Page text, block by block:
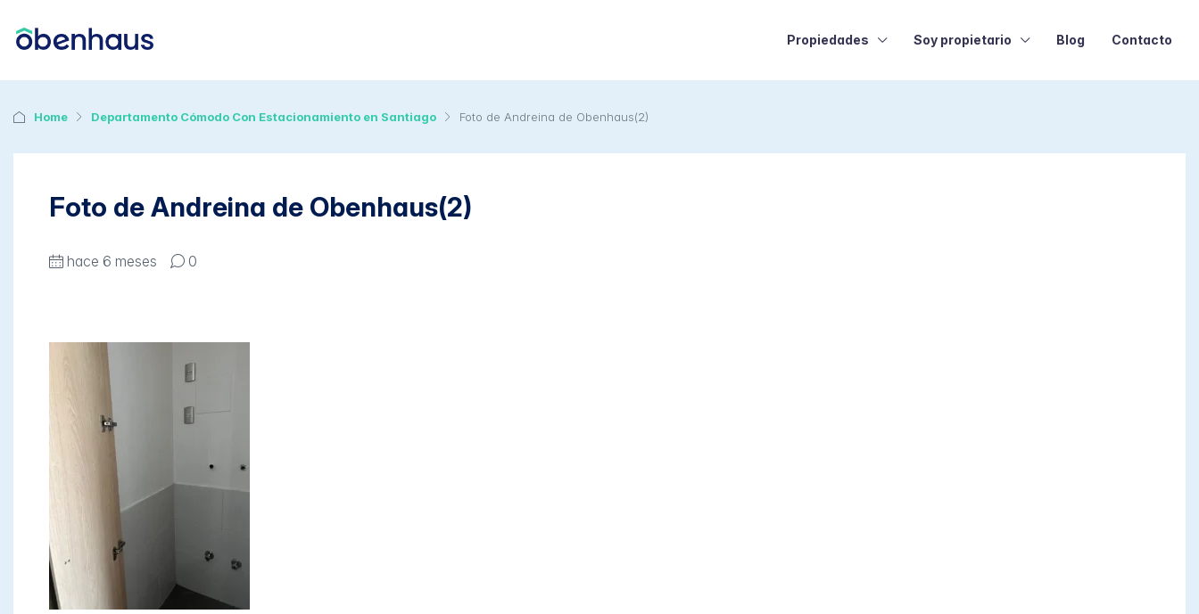
Propiedades Soy propietario Blog Contacto
Home Departamento Cómodo Con Estacionamiento en Santiago Foto de Andreina de Obenhaus(2)
Foto de Andreina de Obenhaus(2)
hace 6 meses 0